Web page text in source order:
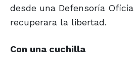
desde una Defensoría
recuperara la libertad.
Con una cuchilla